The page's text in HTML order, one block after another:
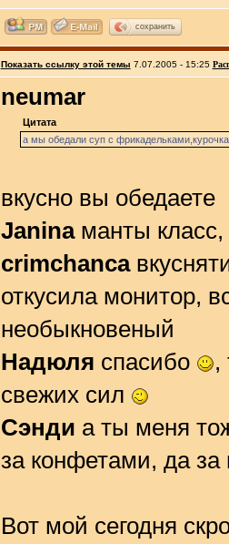
сохранить
Показать ссылку этой темы 7.07.2005 - 15:25
neumar
Цитата
а мы обедали суп с
вкусно вы обедаете
Janinaманты класс,
crimchanca
откусила монитор,
необыкновеный
Надюля спасибо
,
свежих сил
Сэнди а ты меня
за конфетами, да
Вот мой сегодня